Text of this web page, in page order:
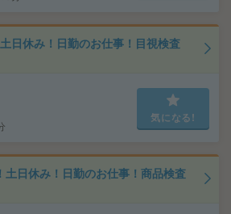
日休み！日勤のお仕事！目視検査
気になる!
土日休み！日勤のお仕事！商品検査